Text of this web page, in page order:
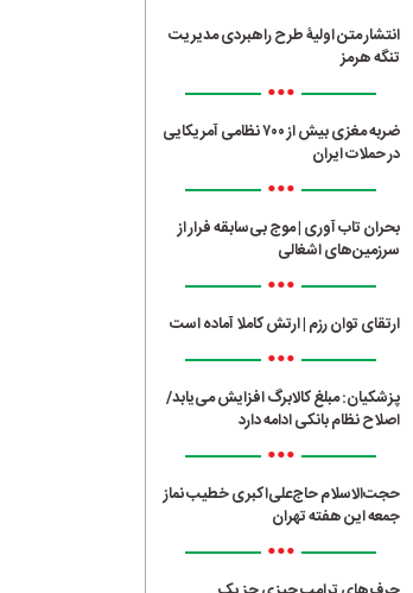
انتشار متن اولیۀ طرح راهبردی مدیریت
تنگه هرمز
•••
ضربه مغزی بیش از ۷۰۰ نظامی آمریکایی
در حملات ایران
•••
بحران تاب آوری | موج بی‌سابقه فرار از
سرزمین‌های اشغالی
•••
ارتقای توان رزم | ارتش کاملا آماده است
•••
پزشکیان: مبلغ کالابرگ افزایش می‌یابد/
اصلاح نظام بانکی ادامه دارد
•••
حجت‌الاسلام حاج‌علی‌اکبری خطیب نماز
جمعه این هفته تهران
•••